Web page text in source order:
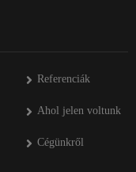
Referenciák
Ahol jelen voltunk
Cégünkről